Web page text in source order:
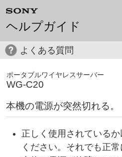
ヘルプガイド
よくある質問
ポータブルワイヤレスサーバー
WG-C20
本機の電源が突然切れる。
正しく使用されている
ください。それでも正常